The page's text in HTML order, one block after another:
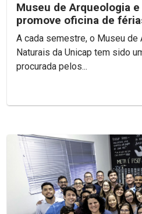
Museu de Arqueologia
promove oficina de
A cada semestre, o Museu de
Naturais da Unicap tem sido
procurada pelos...